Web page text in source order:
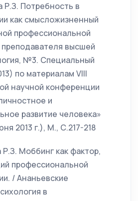
Р.З. Потребность в
как смысложизненный
профессиональной
высшей
№3. Специальный
по материалам VIII
научной конференции
и
развитие человека»
2013 г.), М., С.217-218
Моббинг как фактор,
профессиональной
/ Ананьевские
в